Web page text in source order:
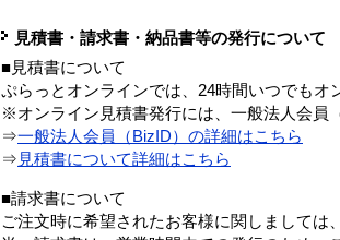
見積書・請求書・納品書等の発行について
■見積書について
ぷらっとオンラインでは、24時間いつでもオ
※オンライン見積書発行には、一般法人会員
⇒一般法人会員（BizID）の詳細はこちら
⇒ 見積書について詳細はこちら
■請求書について
ご注文時に希望されたお客様に関しましては